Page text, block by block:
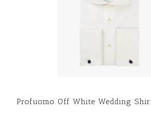
Profuomo Off White Wedding